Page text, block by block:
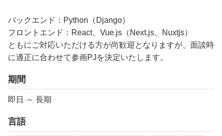
バックエンド：Python（Django）
フロントエンド：React、Vue.js（Next.js、Nuxtjs）
ともにご対応いただける方が尚歓迎となりますが、面談時
に適正に合わせて参画PJを決定いたします。
期間
即日 ～ 長期
言語